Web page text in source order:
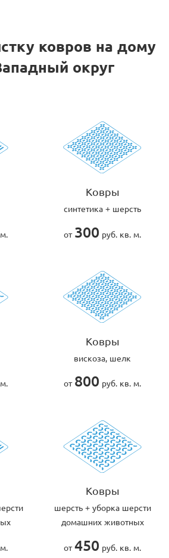
ковров на дому
округ
Ковры
синтетика + шерсть
от 300 руб. кв. м.
Ковры
вискоза, шелк
от 800 руб. кв. м.
Ковры
шерсть + уборка шерсти
домашних животных
от450 руб. кв. м.